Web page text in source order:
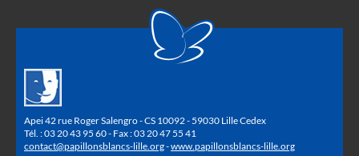
Apei 42 rue Roger Salengro - CS 10092 - 59030 Lille Cedex
Tél. : 03 20 43 95 60 - Fax : 03 20 47 55 41
contact@papillonsblancs-lille.org-www.papillonsblancs-lille.org